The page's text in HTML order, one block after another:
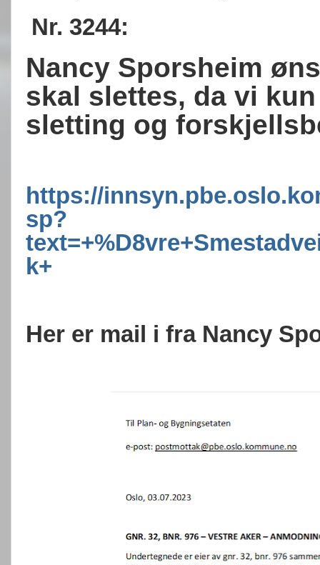
Nr. 3244:
Nancy Sporsheim
skal slettes, da vi
sletting og
https://
sp?
k+
Her er mail i fra Nancy